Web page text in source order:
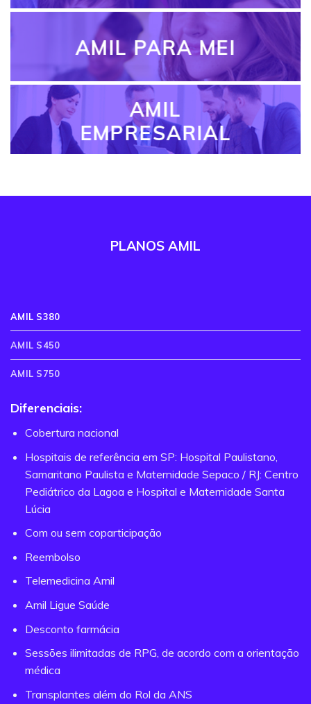
AMIL PARA MEI
AMIL
EMPRESARIAL
PLANOS AMIL
AMIL S380
AMIL S450
AMIL S750
Diferenciais:
Cobertura nacional
Hospitais de referência em SP: Hospital Paulistano,
Samaritano Paulista e Maternidade Sepaco / RJ: Centro
Pediátrico da Lagoa e Hospital e Maternidade Santa
Lúcia
Com ou sem coparticipação
Reembolso
Telemedicina Amil
Amil Ligue Saúde
Desconto farmácia
Sessões ilimitadas de RPG, de acordo com a orientação
médica
Transplantes além do Rol da ANS